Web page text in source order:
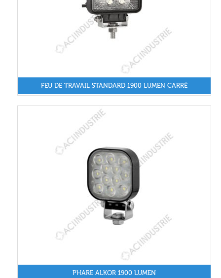
FEU DE TRAVAIL STANDARD 1900 LUMEN CARRÉ
PHARE ALKOR 1900 LUMEN